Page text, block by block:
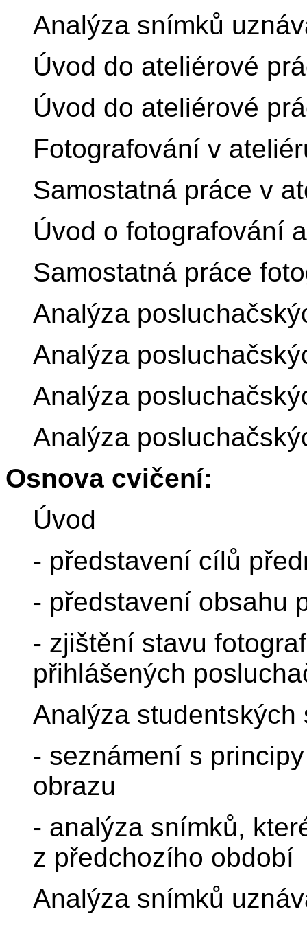
Analýza snímků
Úvod do ateliérové
Úvod do ateliérové
Fotografování v
Samostatná práce v
Úvod o fotografování
Samostatná práce
Analýza
Analýza
Analýza
Analýza
Osnova cvičení:
Úvod
- představení cílů
- představení obsahu
- zjištění stavu
přihlášených
Analýza studentských
- seznámení s
obrazu
- analýza snímků,
z předchozího období
Analýza snímků